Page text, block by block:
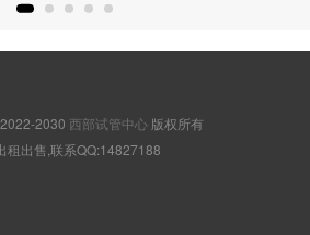
2030 西部试管中心 版权所有
租出售,联系QQ:14827188